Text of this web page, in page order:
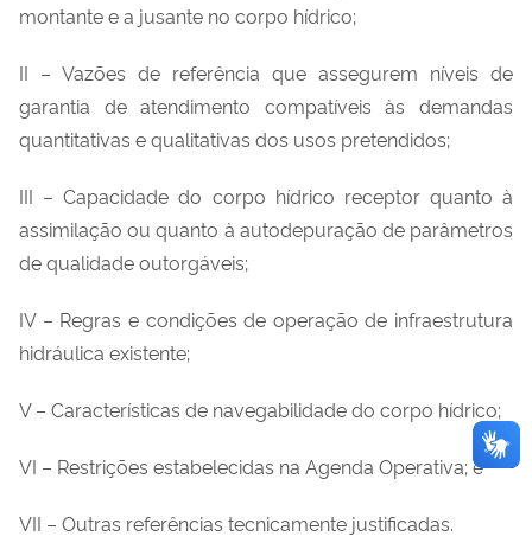
montante e a jusante no corpo hídrico;
II – Vazões de referência que assegurem níveis de
garantia de atendimento compatíveis às demandas
quantitativas e qualitativas dos usos pretendidos;
III – Capacidade do corpo hídrico receptor quanto à
assimilação ou quanto à autodepuração de parâmetros
de qualidade outorgáveis;
IV – Regras e condições de operação de infraestrutura
hidráulica existente;
V – Características de navegabilidade do corpo hídrico;
VI – Restrições estabelecidas na Agenda Operativa; e
VII – Outras referências tecnicamente justificadas.